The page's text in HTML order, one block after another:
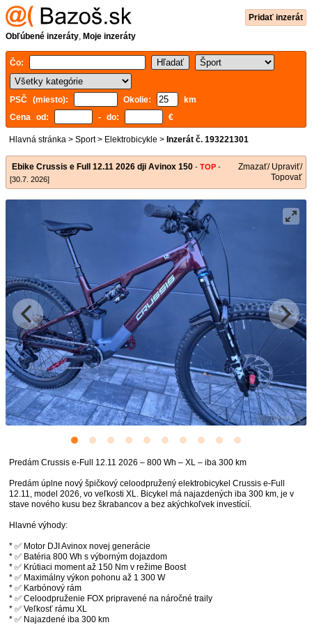
Pridať inzerát
Obľúbené inzeráty, Moje inzeráty
Čo:
PSČ (miesto): Okolie:
km
Cena od:
- do: €
Hlavná stránka > Sport> Elektrobicykle > Inzerát č. 193221301
Ebike Crussis e Full 12.11 2026 dji Avinox 150 - TOP -
[30.7. 2026]
Zmazať/ Upraviť/
Topovať
Predám Crussis e-Full 12.11 2026 – 800 Wh – XL – iba 300 km
Predám úplne nový špičkový celoodpružený elektrobicykel Crussis e-Full
12.11, model 2026, vo veľkosti XL. Bicykel má najazdených iba 300 km, je v
stave nového kusu bez škrabancov a bez akýchkoľvek investícií.
Hlavné výhody:
* ✅ Motor DJI Avinox novej generácie
* ✅ Batéria 800 Wh s výborným dojazdom
* ✅ Krútiaci moment až 150 Nm v režime Boost
* ✅ Maximálny výkon pohonu až 1 300 W
* ✅ Karbónový rám
* ✅ Celoodpruženie FOX pripravené na náročné traily
* ✅ Veľkosť rámu XL
* ✅ Najazdené iba 300 km